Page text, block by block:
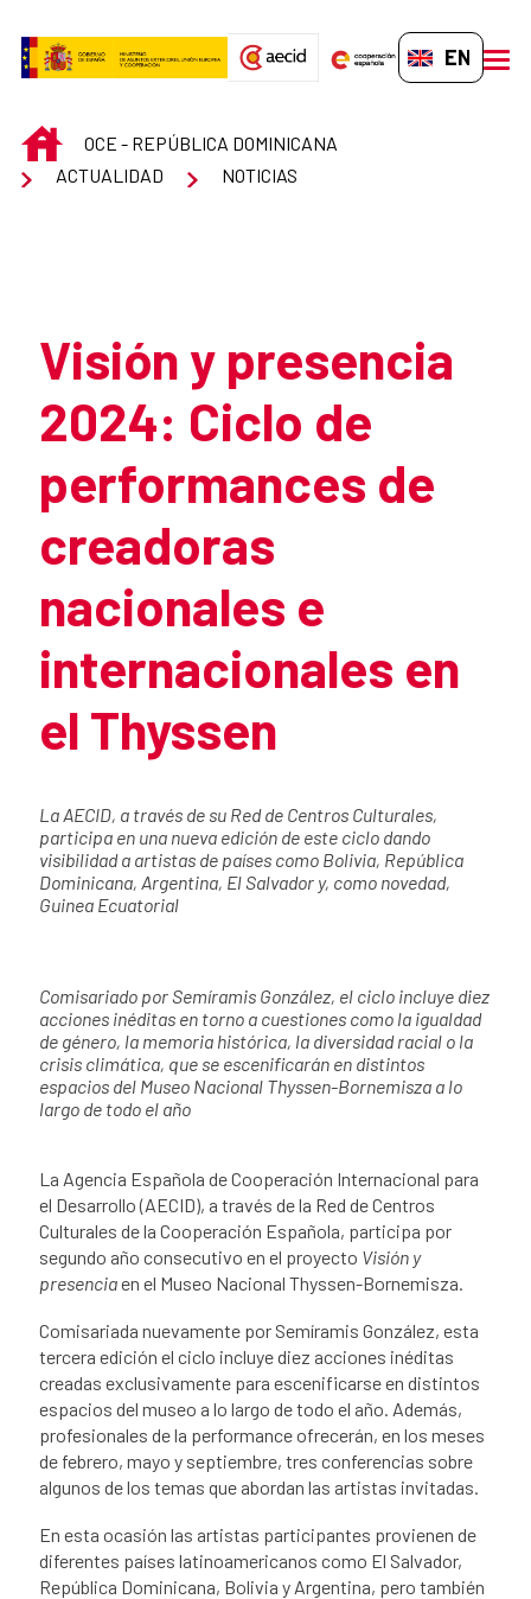
EN-GB
INICIOOCE - REPÚBLICA DOMINICANA
ACTUALIDAD
NOTICIAS
Visión y presencia
2024: Ciclo de
performances de
creadoras
nacionales e
internacionales en
el Thyssen
La AECID, a través de su Red de Centros Culturales,
participa en una nueva edición de este ciclo dando
visibilidad a artistas de países como Bolivia, República
Dominicana, Argentina, El Salvador y, como novedad,
Guinea Ecuatorial
News content
Comisariado por Semíramis González, el ciclo incluye diez
acciones inéditas en torno a cuestiones como la igualdad
de género, la memoria histórica, la diversidad racial o la
crisis climática, que se escenificarán en distintos
espacios del Museo Nacional Thyssen-Bornemisza a lo
largo de todo el año
La Agencia Española de Cooperación Internacional para
el Desarrollo (AECID), a través de la Red de Centros
Culturales de la Cooperación Española, participa por
segundo año consecutivo en el proyecto Visión y
presenciaen el Museo Nacional Thyssen-Bornemisza.
Comisariada nuevamente por Semíramis González, esta
tercera edición el ciclo incluye diez acciones inéditas
creadas exclusivamente para escenificarse en distintos
espacios del museo a lo largo de todo el año. Además,
profesionales de la performance ofrecerán, en los meses
de febrero, mayo y septiembre, tres conferencias sobre
algunos de los temas que abordan las artistas invitadas.
En esta ocasión las artistas participantes provienen de
diferentes países latinoamericanos como El Salvador,
República Dominicana, Bolivia y Argentina, pero también